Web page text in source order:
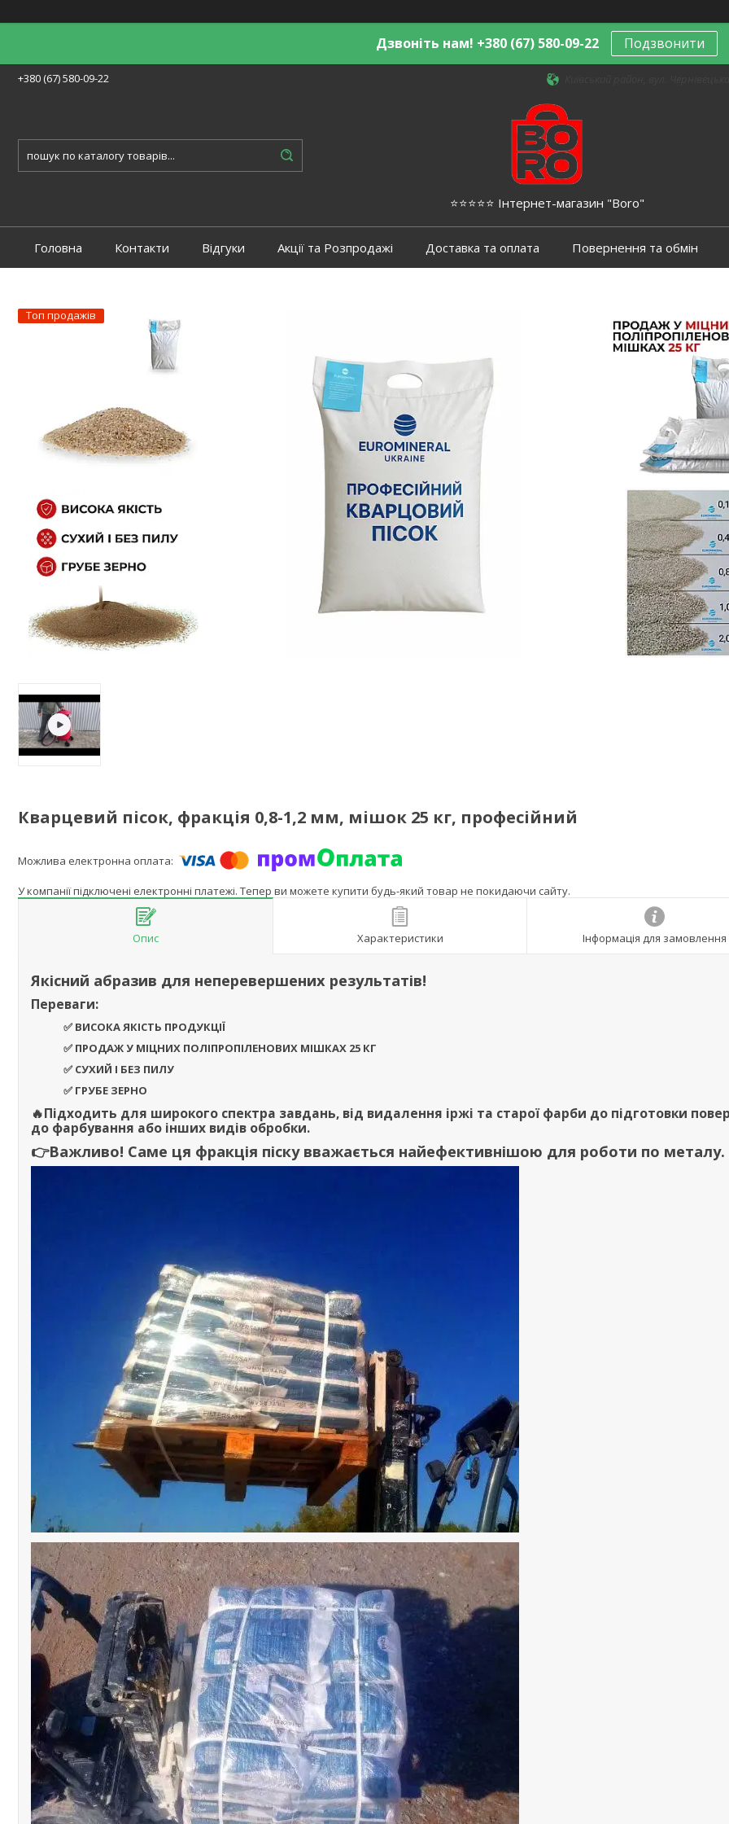
Дзвоніть нам! +380 (67) 580-09-22 Подзвонити
+380 (67) 580-09-22
⭐️⭐️⭐️⭐️⭐️ Інтернет-магазин "Boro"
Головна Контакти Відгуки Акції та Розпродажі Доставка та оплата Повернення та обмін
Топ продажів
Кварцевий пісок, фракція 0,8-1,2 мм, мішок 25 кг, професійний
У компанії підключені електронні платежі. Тепер ви можете купити будь-який товар не покидаючи сайту.
Опис Характеристики Інформація для замовлення
Якісний абразив для неперевершених результатів!
Переваги:
✅ ВИСОКА ЯКІСТЬ ПРОДУКЦІЇ
✅ ПРОДАЖ У МІЦНИХ ПОЛІПРОПІЛЕНОВИХ МІШКАХ 25 КГ
✅ СУХИЙ І БЕЗ ПИЛУ
✅ ГРУБЕ ЗЕРНО
🔥Підходить для широкого спектра завдань, від видалення іржі та старої фарби до підготовки
до фарбування або інших видів обробки.
👉Важливо! Саме ця фракція піску вважається найефективнішою для роботи по металу.